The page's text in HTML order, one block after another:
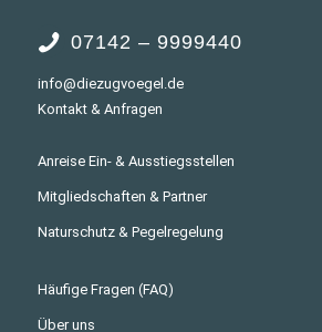
07142 – 9999440
info@diezugvoegel.de
Kontakt & Anfragen
Anreise Ein- & Ausstiegsstellen
Mitgliedschaften & Partner
Naturschutz & Pegelregelung
Häufige Fragen (FAQ)
Über uns